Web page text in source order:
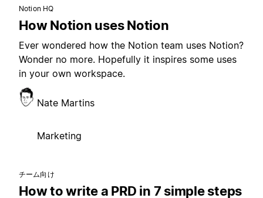
Notion HQ
How Notion uses Notion
Ever wondered how the Notion team uses Notion?
Wonder no more. Hopefully it inspires some uses
in your own workspace.
Nate Martins
Marketing
チーム向け
How to write a PRD in 7 simple steps